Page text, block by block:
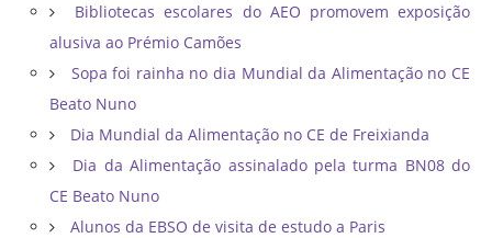
Bibliotecas escolares do AEO promovem exposição
alusiva ao Prémio Camões
Sopa foi rainha no dia Mundial da Alimentação no CE
Beato Nuno
Dia Mundial da Alimentação no CE de Freixianda
Dia da Alimentação assinalado pela turma BN08 do
CE Beato Nuno
Alunos da EBSO de visita de estudo a Paris